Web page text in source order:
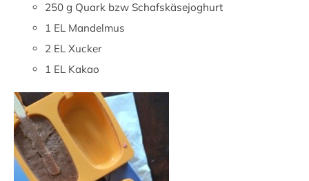
250 g Quark bzw Schafskäsejoghurt
1 EL Mandelmus
2 EL Xucker
1 EL Kakao